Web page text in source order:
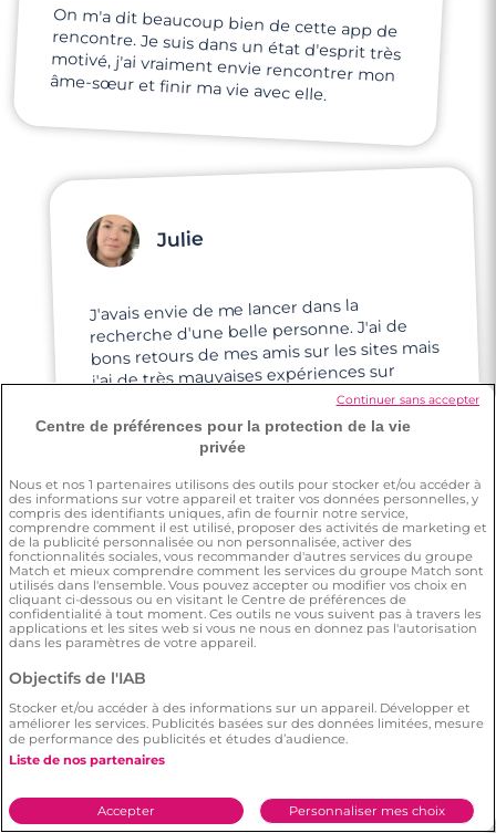
On m'a dit beaucoup bien de cette app de
rencontre. Je suis dans un état d'esprit très
motivé, j'ai vraiment envie rencontrer mon
âme-sœur et finir ma vie avec elle.
Julie
J'avais envie de me lancer dans la
recherche d'une belle personne. J'ai de
bons retours de mes amis sur les sites mais
j'ai de très mauvaises expériences sur
d'autres sites. Je voulais tester Meetic,
comme une dernière chance aux
rencontres en ligne.
Linda Sandrine
J'ai essayé Meetic à cause d'une amie qui a
trouvé son âme sœur, alors elle m'a inscrite
et voilà je suis là !
Centre de préférences pour la protection de la vie
privée
Nous et nos 1 partenaires utilisons des outils pour stocker et/ou accéder à
des informations sur votre appareil et traiter vos données personnelles, y
compris des identifiants uniques, afin de fournir notre service,
comprendre comment il est utilisé, proposer des activités de marketing et
de la publicité personnalisée ou non personnalisée, activer des
fonctionnalités sociales, vous recommander d'autres services du groupe
Match et mieux comprendre comment les services du groupe Match sont
utilisés dans l'ensemble. Vous pouvez accepter ou modifier vos choix en
cliquant ci-dessous ou en visitant le Centre de préférences de
confidentialité à tout moment. Ces outils ne vous suivent pas à travers les
applications et les sites web si vous ne nous en donnez pas l'autorisation
dans les paramètres de votre appareil.
Objectifs de l'IAB
Stocker et/ou accéder à des informations sur un appareil. Développer et
améliorer les services. Publicités basées sur des données limitées, mesure
de performance des publicités et études d’audience.
Liste de nos partenaires
Personnaliser mes choix
Accepter
Continuer sans accepter